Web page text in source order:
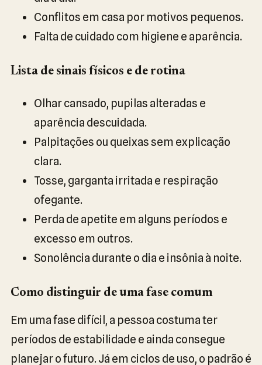
Conflitos em casa por motivos pequenos.
Falta de cuidado com higiene e aparência.
Lista de sinais físicos e de rotina
Olhar cansado, pupilas alteradas e
aparência descuidada.
Palpitações ou queixas sem explicação
clara.
Tosse, garganta irritada e respiração
ofegante.
Perda de apetite em alguns períodos e
excesso em outros.
Sonolência durante o dia e insônia à noite.
Como distinguir de uma fase comum
Em uma fase difícil, a pessoa costuma ter
períodos de estabilidade e ainda consegue
planejar o futuro. Já em ciclos de uso, o padrão é